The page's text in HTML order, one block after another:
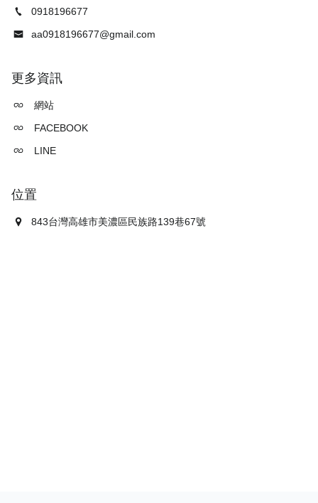
0918196677
aa0918196677@gmail.com
更多資訊
網站
FACEBOOK
LINE
位置
843台灣高雄市美濃區民族路139巷67號